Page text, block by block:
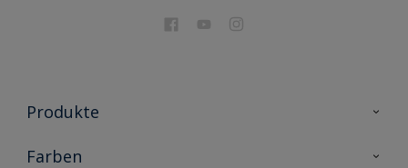
Produkte
Holzschutz
Farben